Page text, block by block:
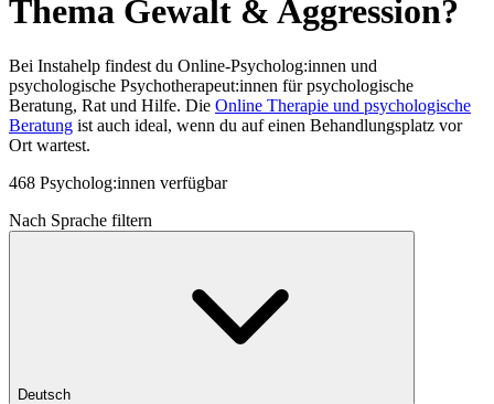
Thema Gewalt & Aggression?
Bei Instahelp findest du Online-Psycholog:innen und
psychologische Psychotherapeut:innen für psychologische
Beratung, Rat und Hilfe. Die Online Therapie und psychologische
Beratung ist auch ideal, wenn du auf einen Behandlungsplatz vor
Ort wartest.
468 Psycholog:innen verfügbar
Nach Sprache filtern
Deutsch